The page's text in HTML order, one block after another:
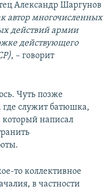
Александр Шаргунов
автор многочисленных
действий армии
действующего
, – говорит
Чуть позже
где служит батюшка,
написал
то коллективное
в частности